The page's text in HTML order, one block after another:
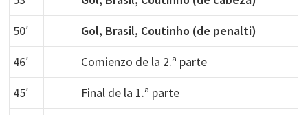
50′
Gol, Brasil, Coutinho (de penalti)
46′
Comienzo de la 2.ª parte
45′
Final de la 1.ª parte